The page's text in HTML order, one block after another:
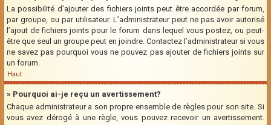
La possibilité d’ajouter des fichiers joints peut être accordée par forum,
par groupe, ou par utilisateur. L’administrateur peut ne pas avoir autorisé
l’ajout de fichiers joints pour le forum dans lequel vous postez, ou peut-
être que seul un groupe peut en joindre. Contactez l’administrateur si vous
ne savez pas pourquoi vous ne pouvez pas ajouter de fichiers joints sur
un forum.
Haut
» Pourquoi ai-je reçu un avertissement?
Chaque administrateur a son propre ensemble de règles pour son site. Si
vous avez dérogé à une règle, vous pouvez recevoir un avertissement.